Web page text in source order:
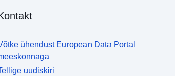
ühendust European Data Portal
uudiskiri